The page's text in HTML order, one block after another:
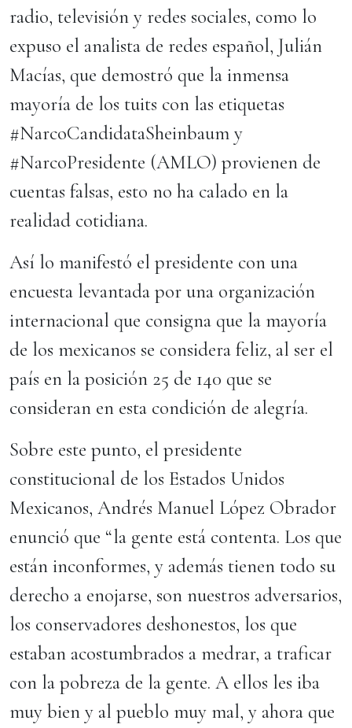
radio, televisión y redes sociales, como lo
expuso el analista de redes español, Julián
Macías, que demostró que la inmensa
mayoría de los tuits con las etiquetas
#NarcoCandidataSheinbaum y
#NarcoPresidente (AMLO) provienen de
cuentas falsas, esto no ha calado en la
realidad cotidiana.
Así lo manifestó el presidente con una
encuesta levantada por una organización
internacional que consigna que la mayoría
de los mexicanos se considera feliz, al ser el
país en la posición 25 de 140 que se
consideran en esta condición de alegría.
Sobre este punto, el presidente
constitucional de los Estados Unidos
Mexicanos, Andrés Manuel López Obrador
enunció que “la gente está contenta. Los que
están inconformes, y además tienen todo su
derecho a enojarse, son nuestros adversarios,
los conservadores deshonestos, los que
estaban acostumbrados a medrar, a traficar
con la pobreza de la gente. A ellos les iba
muy bien y al pueblo muy mal, y ahora que